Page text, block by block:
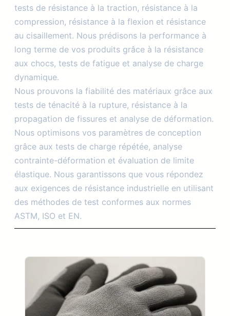
tests de résistance à la traction, résistance à la
compression, résistance à la flexion et résistance
au cisaillement. Nous prédisons la performance à
long terme de vos produits grâce à la résistance
aux chocs, tests de fatigue et analyse de charge
dynamique.
Nous prouvons la fiabilité des matériaux grâce aux
tests de ténacité à la rupture, résistance à la
propagation de fissures et analyse de déformation.
Nous optimisons vos paramètres de conception
grâce aux tests de charge répétée, analyse
contrainte-déformation et évaluation de limite
élastique. Nous garantissons que vous répondez
aux exigences de résistance industrielle en utilisant
des méthodes de test conformes aux normes
ASTM, ISO et EN.